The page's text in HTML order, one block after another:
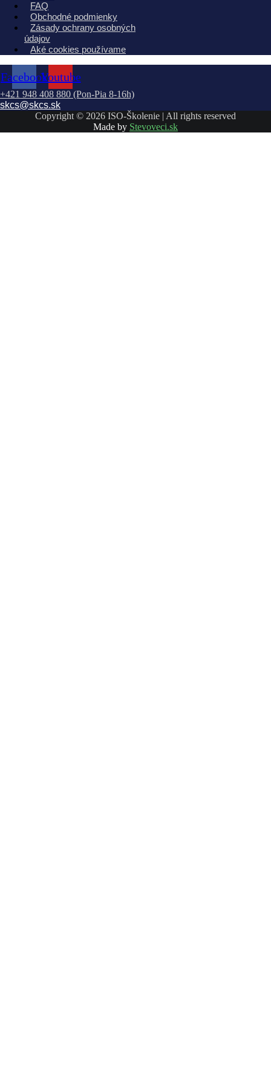
FAQ
Obchodné podmienky
Zásady ochrany osobných
údajov
Aké cookies používame
FacebookYoutube
+421 948 408 880 (Pon-Pia 8-16h)
skcs@skcs.sk
Copyright © 2026 ISO-Školenie | All rights reserved
Made by Stevoveci.sk